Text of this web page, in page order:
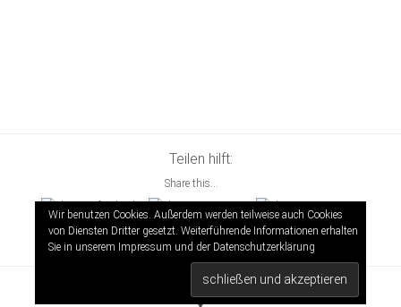
Wir benutzen Cookies. Außerdem werden teilweise auch Cookies
von Diensten Dritter gesetzt. Weiterführende Informationen erhalten
Sie in unserem Impressum und der Datenschutzerklärung
Teilen hilft:
Share this...